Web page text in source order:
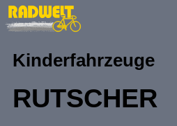
Kinderfahrzeuge
RUTSCHER